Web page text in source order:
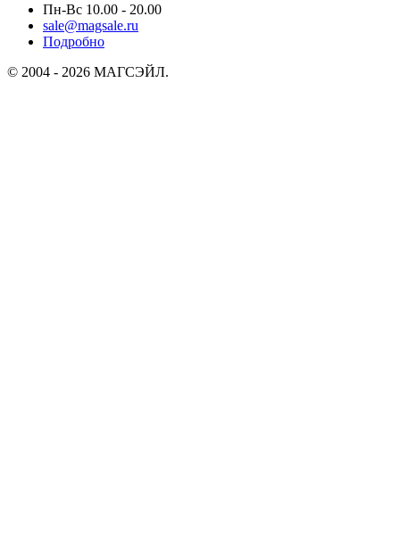
Пн-Вс 10.00 - 20.00
sale@magsale.ru
Подробно
© 2004 - 2026 МАГСЭЙЛ.